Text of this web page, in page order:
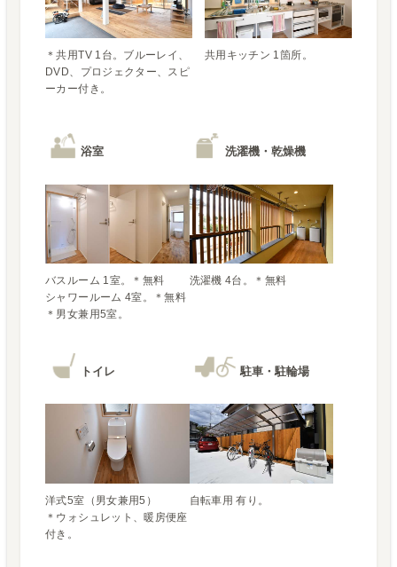
＊共用TV 1台。ブルーレイ、
DVD、プロジェクター、スピ
ーカー付き。
共用キッチン 1箇所。
浴室
バスルーム 1室。＊無料
シャワールーム 4室。＊無料
＊男女兼用5室。
洗濯機・乾燥機
トイレ
洋式5室（男女兼用5）
＊ウォシュレット、暖房便座
付き。
駐車・駐輪場
自転車用 有り。